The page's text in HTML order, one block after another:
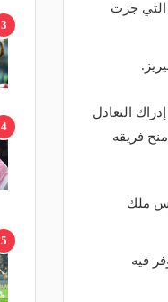
التي جرت
التعادل
منح فريقه
كأس ملك
فيه
3
4
5